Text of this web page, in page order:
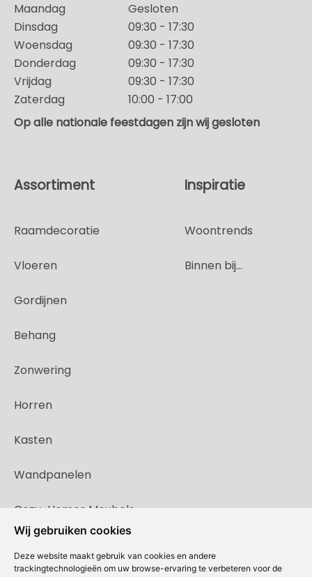
Wij gebruiken cookies
Deze website maakt gebruik van cookies en andere
trackingtechnologieën om uw browse-ervaring te verbeteren voor de
Maandag
Gesloten
Dinsdag
09:30 - 17:30
Woensdag
09:30 - 17:30
Donderdag
09:30 - 17:30
Vrijdag
09:30 - 17:30
Zaterdag
10:00 - 17:00
Op alle nationale feestdagen zijn wij gesloten
Assortiment
Raamdecoratie
Vloeren
Gordijnen
Behang
Zonwering
Horren
Kasten
Wandpanelen
Cozy-Homes Meubels
Inspiratie
Woontrends
Binnen bij...